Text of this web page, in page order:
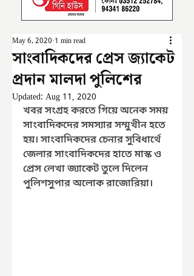
সাংবাদিকদের প্রেস জ্যাকেট
প্রদান মালদা পুলিশের
May 6, 2020 1 min read
Updated: Aug 11, 2020
খবর সংগ্রহ করতে গিয়ে অনেক সময়
সাংবাদিকদের সমস্যার সম্মুখীন হতে
হয়। সাংবাদিকদের চেনার সুবিধার্থে
জেলার সাংবাদিকদের হাতে মাস্ক ও
প্রেস লেখা জ্যাকেট তুলে দিলেন
পুলিশসুপার অলোক রাজোরিয়া।